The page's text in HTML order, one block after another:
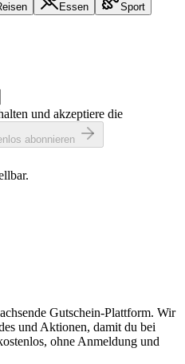
Essen Sport
und akzeptiere die
abonnieren
Gutschein-Plattform. Wir
und Aktionen, damit du bei
ohne Anmeldung und